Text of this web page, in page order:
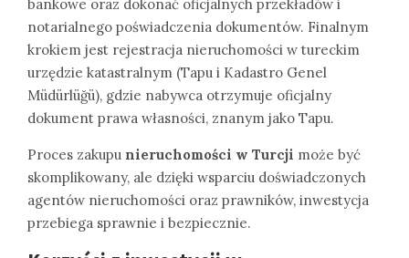
bankowe oraz dokonać oficjalnych przekładów i
notarialnego poświadczenia dokumentów. Finalnym
krokiem jest rejestracja nieruchomości w tureckim
urzędzie katastralnym (Tapu i Kadastro Genel
Müdürlüğü), gdzie nabywca otrzymuje oficjalny
dokument prawa własności, znanym jako Tapu.
Proces zakupu nieruchomości w Turcji może być
skomplikowany, ale dzięki wsparciu doświadczonych
agentów nieruchomości oraz prawników, inwestycja
przebiega sprawnie i bezpiecznie.